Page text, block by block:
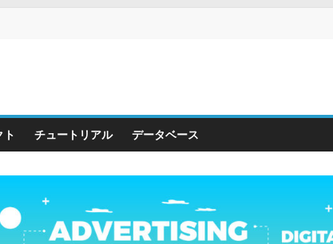
ト チュートリアル データベース